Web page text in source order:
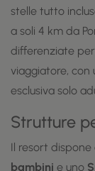
stelle tutto
a soli 4 km da
differenziate
viaggiatore, con
esclusiva solo
Strutture
Il resort dispone
bambini e uno